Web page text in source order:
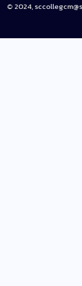
© 2024,